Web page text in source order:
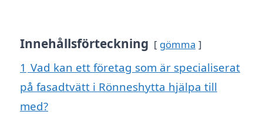
Innehållsförteckning gömma
1 Vad kan ett företag som är specialiserat
på fasadtvätt i Rönneshytta hjälpa till
med?